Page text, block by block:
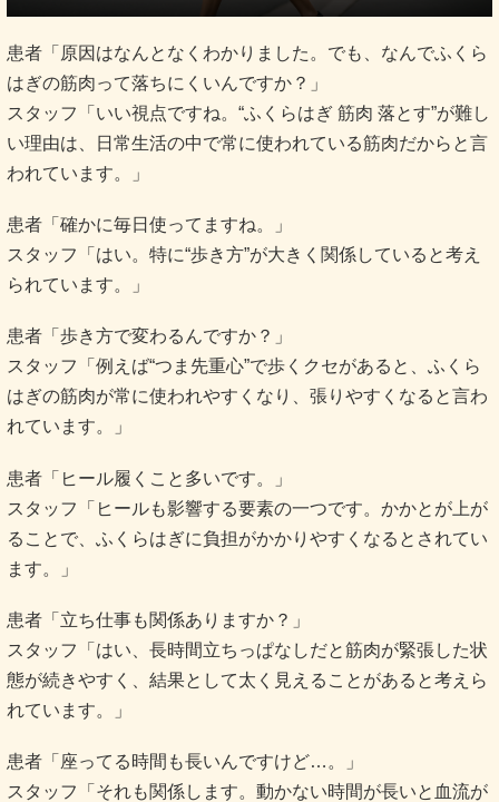
患者「原因はなんとなくわかりました。でも、なんでふくら
はぎの筋肉って落ちにくいんですか？」
スタッフ「いい視点ですね。“ふくらはぎ 筋肉 落とす”が難し
い理由は、日常生活の中で常に使われている筋肉だからと言
われています。」
患者「確かに毎日使ってますね。」
スタッフ「はい。特に“歩き方”が大きく関係していると考え
られています。」
患者「歩き方で変わるんですか？」
スタッフ「例えば“つま先重心”で歩くクセがあると、ふくら
はぎの筋肉が常に使われやすくなり、張りやすくなると言わ
れています。」
患者「ヒール履くこと多いです。」
スタッフ「ヒールも影響する要素の一つです。かかとが上が
ることで、ふくらはぎに負担がかかりやすくなるとされてい
ます。」
患者「立ち仕事も関係ありますか？」
スタッフ「はい、長時間立ちっぱなしだと筋肉が緊張した状
態が続きやすく、結果として太く見えることがあると考えら
れています。」
患者「座ってる時間も長いんですけど…。」
スタッフ「それも関係します。動かない時間が長いと血流が